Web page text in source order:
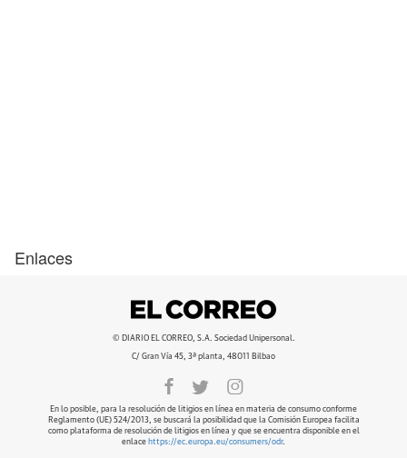
Enlaces
© DIARIO EL CORREO, S.A. Sociedad Unipersonal.
C/ Gran Vía 45, 3ª planta, 48011 Bilbao
En lo posible, para la resolución de litigios en línea en materia de consumo conforme
Reglamento (UE) 524/2013, se buscará la posibilidad que la Comisión Europea facilita
como plataforma de resolución de litigios en línea y que se encuentra disponible en el
enlace https://ec.europa.eu/consumers/odr.